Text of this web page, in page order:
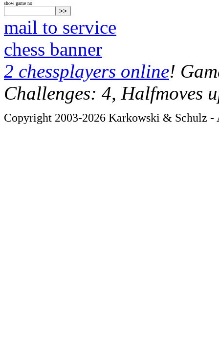
show game no:
mail to service
chess banner
2 chessplayers online!
Challenges: 4, Halfmoves
Copyright 2003-2026 Karkowski & Schulz